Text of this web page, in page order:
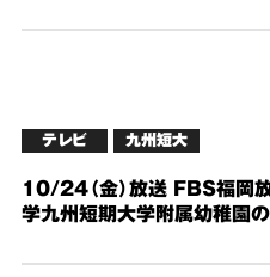
テレビ 九州短大
10/24（金）放送 FBS福岡
学九州短期大学附属幼稚園